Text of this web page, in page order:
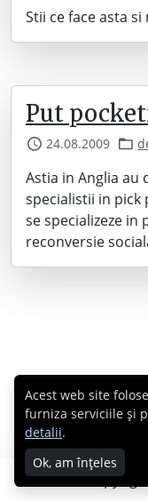
Stii ce face asta
Put
24.08.2009
Astia in Anglia au
specialistii in pick
se specializeze in
reconversie
Acest web site
furniza serviciile și
detalii.
Ok, am înțeles